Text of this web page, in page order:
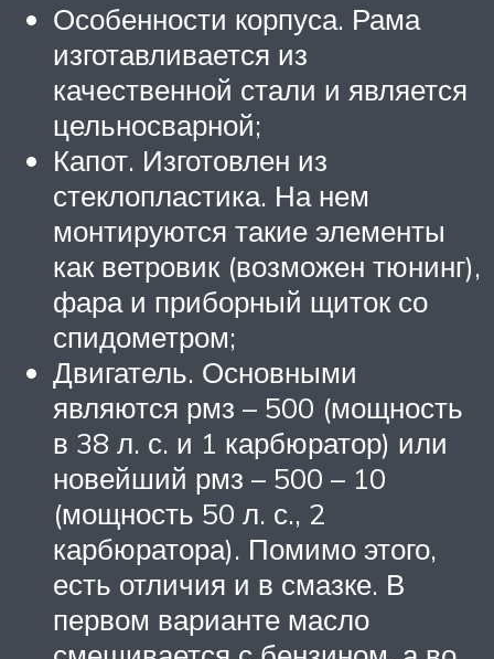
Особенности корпуса. Рама
изготавливается из
качественной стали и является
цельносварной;
Капот. Изготовлен из
стеклопластика. На нем
монтируются такие элементы
как ветровик (возможен тюнинг),
фара и приборный щиток со
спидометром;
Двигатель. Основными
являются рмз – 500 (мощность
в 38 л. с. и 1 карбюратор) или
новейший рмз – 500 – 10
(мощность 50 л. с., 2
карбюратора). Помимо этого,
есть отличия и в смазке. В
первом варианте масло